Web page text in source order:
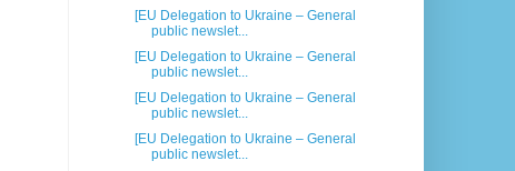
[EU Delegation to Ukraine – General
public newslet...
[EU Delegation to Ukraine – General
public newslet...
[EU Delegation to Ukraine – General
public newslet...
[EU Delegation to Ukraine – General
public newslet...